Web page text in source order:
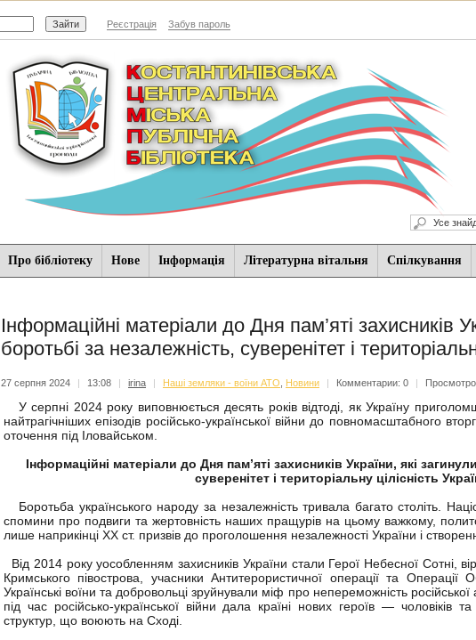
Реєстрація Забув пароль
Про бібліотеку Нове Iнформацiя Літературна вітальня Спiлкування
Інформаційні матеріали до Дня пам’яті захисників
боротьбі за незалежність, суверенітет і
27 серпня 2024 | 13:08 | irina | Наші земляки - воїни АТО Новини | Комментарии: 0 |
У серпні 2024 року виповнюється десять років відтоді, як Україну
найтрагічніших епізодів російсько-української війни до повномасштабного
оточення під Іловайськом.
Інформаційні матеріали до Дня пам’яті захисників України, які
суверенітет і територіальну цілісність
Боротьба українського народу за незалежність тривала багато століть.
спомини про подвиги та жертовність наших пращурів на цьому важкому,
лише наприкінці ХХ ст. призвів до проголошення незалежності України і
Від 2014 року уособленням захисників України стали Герої Небесної Сотні,
Кримського півострова, учасники Антитерористичної операції та Операції
Українські воїни та добровольці зруйнували міф про непереможність російської
під час російсько-української війни дала країні нових героїв — чоловіків
структур, що воюють на Сході.